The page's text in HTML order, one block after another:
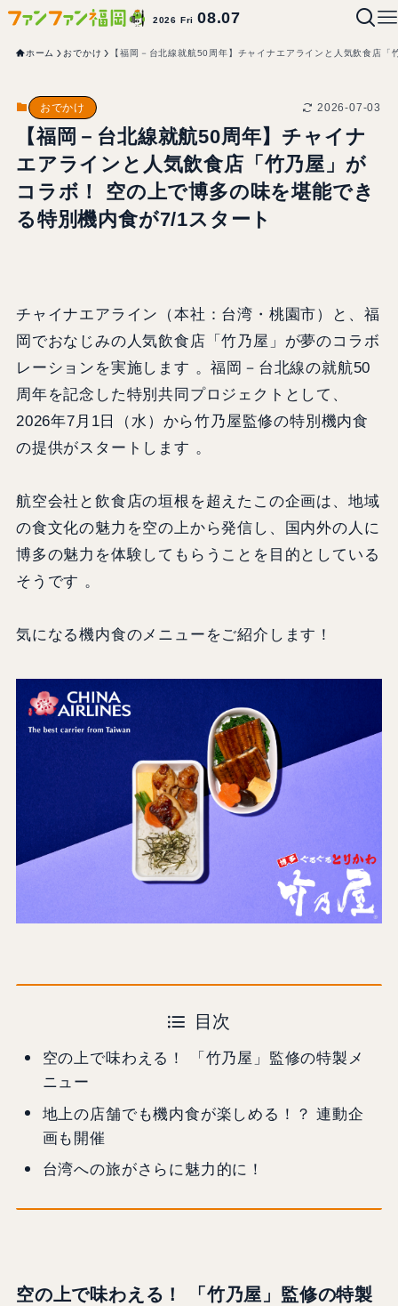
2026 Fri08.07
ホーム おでかけ 【福岡－台北線就航50周年】チャイナエアラインと人気飲食店
おでかけ 2026-07-03
【福岡－台北線就航50周年】チャイナ
エアラインと人気飲食店「竹乃屋」が
コラボ！ 空の上で博多の味を堪能でき
る特別機内食が7/1スタート
チャイナエアライン（本社：台湾・桃園市）と、福
岡でおなじみの人気飲食店「竹乃屋」が夢のコラボ
レーションを実施します 。福岡－台北線の就航50
周年を記念した特別共同プロジェクトとして、
2026年7月1日（水）から竹乃屋監修の特別機内食
の提供がスタートします 。
航空会社と飲食店の垣根を超えたこの企画は、地域
の食文化の魅力を空の上から発信し、国内外の人に
博多の魅力を体験してもらうことを目的としている
そうです 。
気になる機内食のメニューをご紹介します！
目次
空の上で味わえる！ 「竹乃屋」監修の特製メ
ニュー
地上の店舗でも機内食が楽しめる！？ 連動企
画も開催
台湾への旅がさらに魅力的に！
空の上で味わえる！ 「竹乃屋」監修の特製